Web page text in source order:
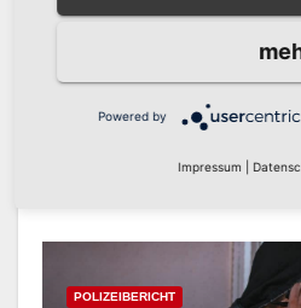
POLIZEIBERICHT
Schwerer
Alt-Arnsberg:
Zeugen
AUG. 5, 2026
HOCHSAUERLANDKREIS
POLIZEIBERICHT
Powered by
Impressum